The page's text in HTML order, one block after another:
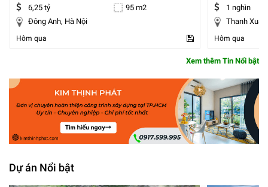
6,25 tỷ
95 m2
Đông Anh, Hà Nội
Hôm qua
1 nghìn
Hôm qua
Xem thêm Tin Nổi bật
Dự án Nổi bật